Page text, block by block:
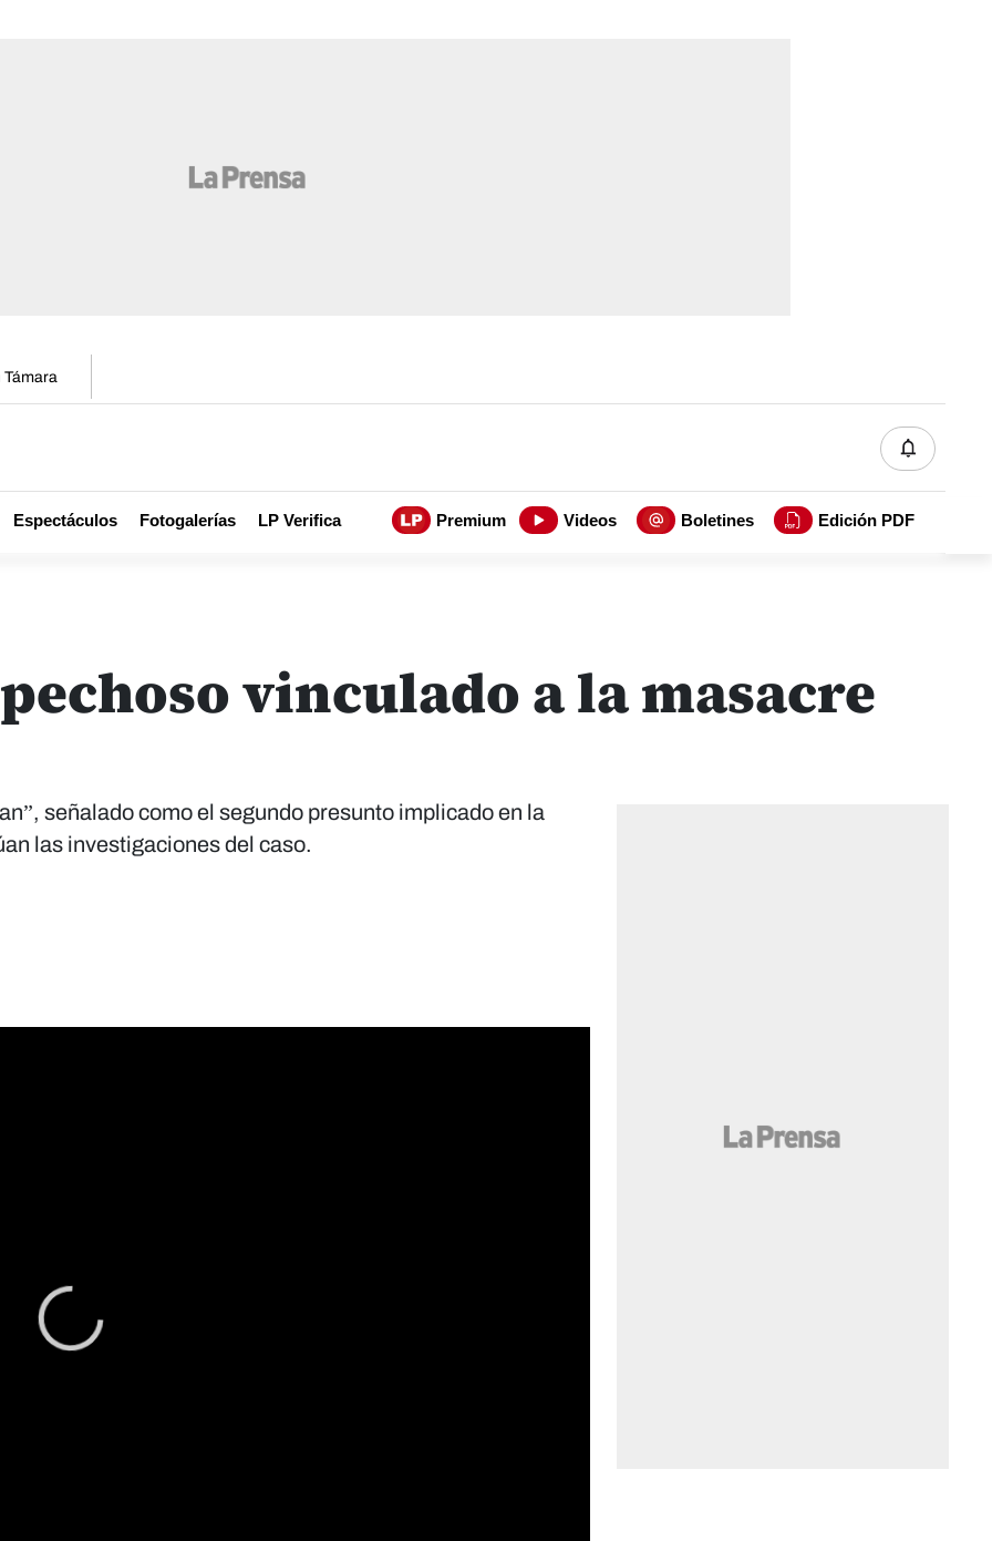
Támara
Espectáculos Fotogalerías LP Verifica Premium Videos Boletines Edición PDF
vinculado a la masacre
señalado como el segundo presunto implicado en la
las investigaciones del caso.